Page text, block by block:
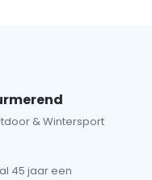
& Wintersport
45 jaar een